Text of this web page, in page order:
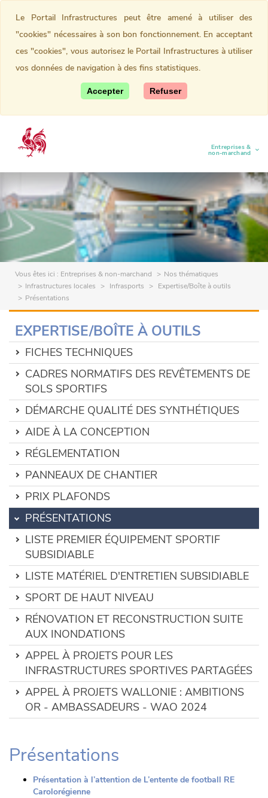
Entreprises &
non-marchand
(current)
Vous êtes ici : Entreprises & non-marchand
Nos thématiques
Infrastructures locales
Infrasports
Expertise/Boîte à outils
Présentations
EXPERTISE/BOÎTE À OUTILS
FICHES TECHNIQUES
CADRES NORMATIFS DES REVÊTEMENTS DE
SOLS SPORTIFS
DÉMARCHE QUALITÉ DES SYNTHÉTIQUES
AIDE À LA CONCEPTION
RÉGLEMENTATION
PANNEAUX DE CHANTIER
PRIX PLAFONDS
PRÉSENTATIONS
LISTE PREMIER ÉQUIPEMENT SPORTIF
SUBSIDIABLE
LISTE MATÉRIEL D'ENTRETIEN SUBSIDIABLE
SPORT DE HAUT NIVEAU
RÉNOVATION ET RECONSTRUCTION SUITE
AUX INONDATIONS
APPEL À PROJETS POUR LES
INFRASTRUCTURES SPORTIVES PARTAGÉES
APPEL À PROJETS WALLONIE : AMBITIONS
OR - AMBASSADEURS - WAO 2024
Présentations
Présentation à l’attention de L’entente de football RE
Carolorégienne
Le Portail Infrastructures peut être amené à utiliser des
"cookies" nécessaires à son bon fonctionnement. En acceptant
ces "cookies", vous autorisez le Portail Infrastructures à utiliser
vos données de navigation à des fins statistiques.
Accepter Refuser